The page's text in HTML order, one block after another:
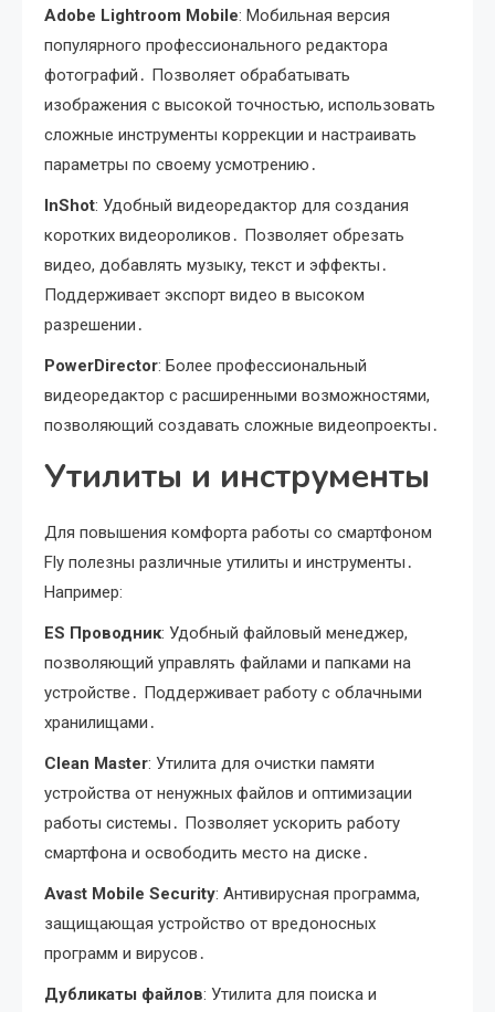
Adobe Lightroom Mobile: Мобильная версия
популярного профессионального редактора
фотографий․ Позволяет обрабатывать
изображения с высокой точностью, использовать
сложные инструменты коррекции и настраивать
параметры по своему усмотрению․
InShot: Удобный видеоредактор для создания
коротких видеороликов․ Позволяет обрезать
видео, добавлять музыку, текст и эффекты․
Поддерживает экспорт видео в высоком
разрешении․
PowerDirector: Более профессиональный
видеоредактор с расширенными возможностями,
позволяющий создавать сложные видеопроекты․
Утилиты и инструменты
Для повышения комфорта работы со смартфоном
Fly полезны различные утилиты и инструменты․
Например:
ES Проводник: Удобный файловый менеджер,
позволяющий управлять файлами и папками на
устройстве․ Поддерживает работу с облачными
хранилищами․
Clean Master: Утилита для очистки памяти
устройства от ненужных файлов и оптимизации
работы системы․ Позволяет ускорить работу
смартфона и освободить место на диске․
Avast Mobile Security: Антивирусная программа,
защищающая устройство от вредоносных
программ и вирусов․
Дубликаты файлов: Утилита для поиска и